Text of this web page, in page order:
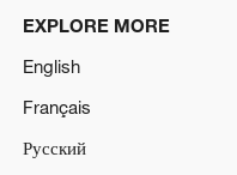
EXPLORE MORE
English
Français
Русский